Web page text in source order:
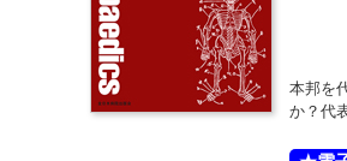
本邦を
か？代